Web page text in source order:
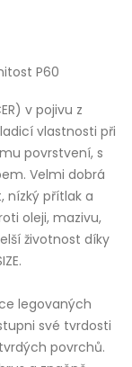
P60
v pojivu z
vlastnosti při
povrstvení, s
Velmi dobrá
nízký přítlak a
oleji, mazivu,
životnost díky
legovaných
své tvrdosti
povrchů.